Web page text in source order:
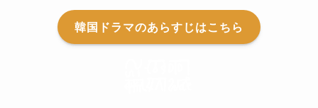
韓国ドラマのあらすじはこちら